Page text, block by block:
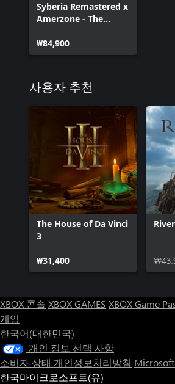
Syberia Remastered x
Amerzone - The
₩84,900
사용자 추천
The House of Da Vinci
3
₩31,400
XBOX 콘솔 XBOX GAMES XBOX Game
게임
한국어(대한민국)
개인 정보 선택 사항
소비자 상태 개인정보처리방침
한국마이크로소프트(유)